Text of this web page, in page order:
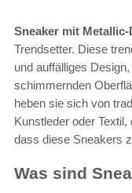
Sneaker mit Metallic-
Trendsetter. Diese
und auffälliges
schimmernden
heben sie sich von
Kunstleder oder
dass diese Sneakers
Was sind